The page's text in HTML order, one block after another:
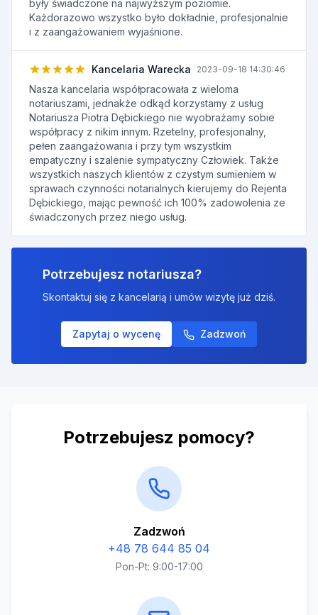
były świadczone na najwyższym poziomie.
Każdorazowo wszystko było dokładnie, profesjonalnie
i z zaangażowaniem wyjaśnione.
Kancelaria Warecka 2023-09-18 14:30:46
Nasza kancelaria współpracowała z wieloma
notariuszami, jednakże odkąd korzystamy z usług
Notariusza Piotra Dębickiego nie wyobrażamy sobie
współpracy z nikim innym. Rzetelny, profesjonalny,
pełen zaangażowania i przy tym wszystkim
empatyczny i szalenie sympatyczny Człowiek. Także
wszystkich naszych klientów z czystym sumieniem w
sprawach czynności notarialnych kierujemy do Rejenta
Dębickiego, mając pewność ich 100% zadowolenia ze
świadczonych przez niego usług.
Potrzebujesz notariusza?
Skontaktuj się z kancelarią i umów wizytę już dziś.
Zapytaj o wycenę Zadzwoń
Potrzebujesz pomocy?
Zadzwoń
+48 78 644 85 04
Pon-Pt: 9:00-17:00